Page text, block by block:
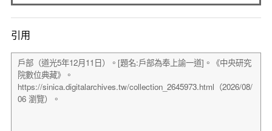
引用